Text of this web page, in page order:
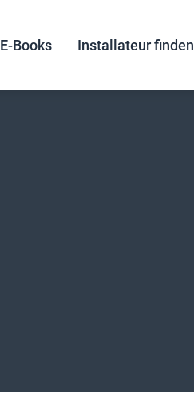
E-Books Installateur finden